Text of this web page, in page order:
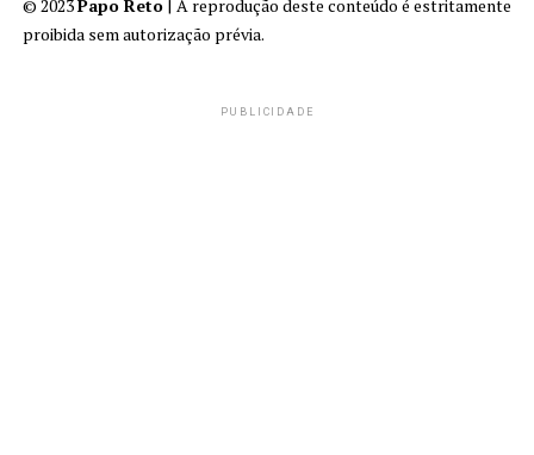
© 2023Papo Reto | A reprodução deste conteúdo é estritamente
proibida sem autorização prévia.
PUBLICIDADE